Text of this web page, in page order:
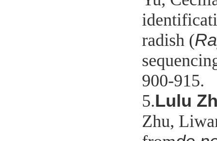
radish (
900-915.
5.Lulu
Zhu,